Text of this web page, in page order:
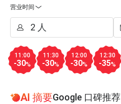
营业时间
11:00
-30%
11:30
-30%
12:00
-30%
12:30
-35%
AI 摘要Google 口碑推荐